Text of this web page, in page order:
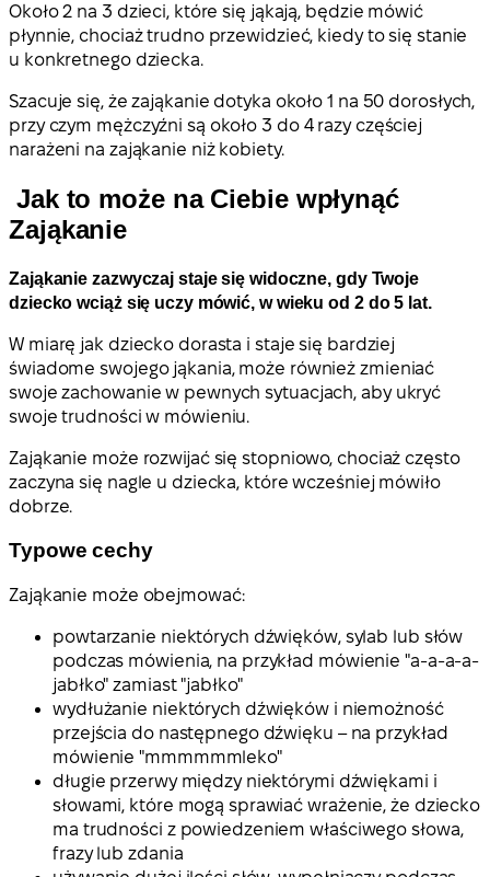
Około 2 na 3 dzieci, które się jąkają, będzie mówić
płynnie, chociaż trudno przewidzieć, kiedy to się stanie
u konkretnego dziecka.
Szacuje się, że zająkanie dotyka około 1 na 50 dorosłych,
przy czym mężczyźni są około 3 do 4 razy częściej
narażeni na zająkanie niż kobiety.
Jak to może na Ciebie wpłynąć
Zająkanie
Zająkanie zazwyczaj staje się widoczne, gdy Twoje
dziecko wciąż się uczy mówić, w wieku od 2 do 5 lat.
W miarę jak dziecko dorasta i staje się bardziej
świadome swojego jąkania, może również zmieniać
swoje zachowanie w pewnych sytuacjach, aby ukryć
swoje trudności w mówieniu.
Zająkanie może rozwijać się stopniowo, chociaż często
zaczyna się nagle u dziecka, które wcześniej mówiło
dobrze.
Typowe cechy
Zająkanie może obejmować:
powtarzanie niektórych dźwięków, sylab lub słów
podczas mówienia, na przykład mówienie "a-a-a-a-
jabłko" zamiast "jabłko"
wydłużanie niektórych dźwięków i niemożność
przejścia do następnego dźwięku – na przykład
mówienie "mmmmmmleko"
długie przerwy między niektórymi dźwiękami i
słowami, które mogą sprawiać wrażenie, że dziecko
ma trudności z powiedzeniem właściwego słowa,
frazy lub zdania